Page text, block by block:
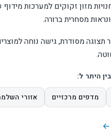
מזון זקוקים למערכות
מסחרית ברורה.
מסודרת, גישה נוחה
היתר ל:
מדפים מרכזיים אזורי